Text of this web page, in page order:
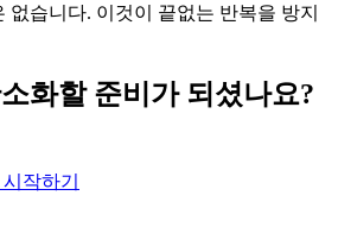
없습니다. 이것이 끝없는 반복을 방지
화할 준비가 되셨나요?
작하기